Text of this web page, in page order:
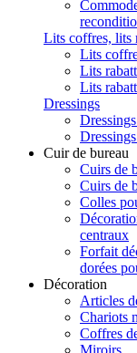
Lits coffres, lits
Lits
Lits
Lits
Dressings
Cuir de bureau
Cuirs de
Cuirs de
Colles
centraux
Forfait
dorées
Décoration
Articles
Chariots
Coffres
Miroirs